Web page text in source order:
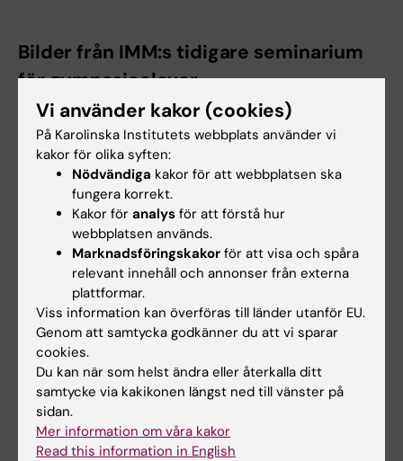
Bilder från IMM:s tidigare seminarium
för gymnasieelever
Vi använder kakor (cookies)
På Karolinska Institutets webbplats använder vi
kakor för olika syften:
Nödvändiga kakor för att webbplatsen ska
fungera korrekt.
Kakor för analys för att förstå hur
webbplatsen används.
Marknadsföringskakor för att visa och spåra
relevant innehåll och annonser från externa
plattformar.
Viss information kan överföras till länder utanför EU.
Genom att samtycka godkänner du att vi sparar
cookies.
Du kan när som helst ändra eller återkalla ditt
samtycke via kakikonen längst ned till vänster på
sidan.
Mer information om våra kakor
Read this information in English